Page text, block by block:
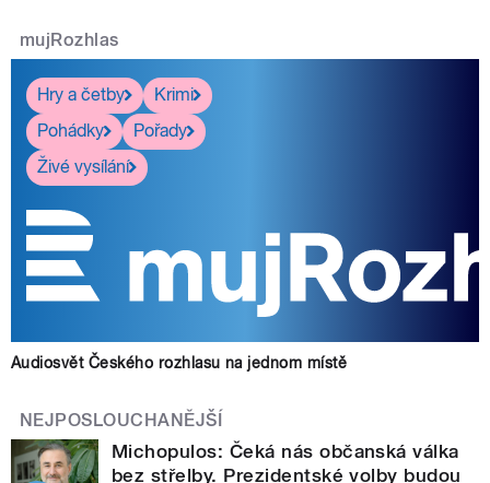
mujRozhlas
Hry a četby
Krimi
Pohádky
Pořady
Živé vysílání
Audiosvět Českého rozhlasu na jednom místě
NEJPOSLOUCHANĚJŠÍ
Michopulos: Čeká nás občanská válka
bez střelby. Prezidentské volby budou